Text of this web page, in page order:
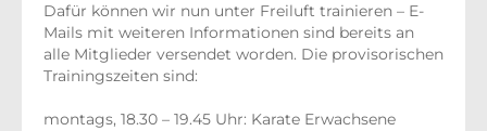
Dafür können wir nun unter Freiluft trainieren – E-
Mails mit weiteren Informationen sind bereits an
alle Mitglieder versendet worden. Die provisorischen
Trainingszeiten sind:
montags, 18.30 – 19.45 Uhr: Karate Erwachsene